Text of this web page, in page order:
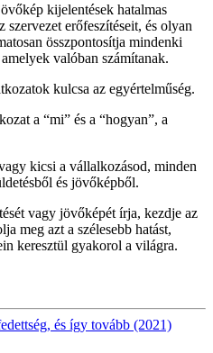
kijelentések hatalmas
erőfeszítéseit, és olyan
összpontosítja mindenki
valóban számítanak.
kulcsa az egyértelműség.
a “mi” és a “hogyan”, a
kicsi a vállalkozásod, minden
és jövőképből.
vagy jövőképét írja, kezdje az
meg azt a szélesebb hatást,
keresztül gyakorol a világra.
és így tovább (2021)